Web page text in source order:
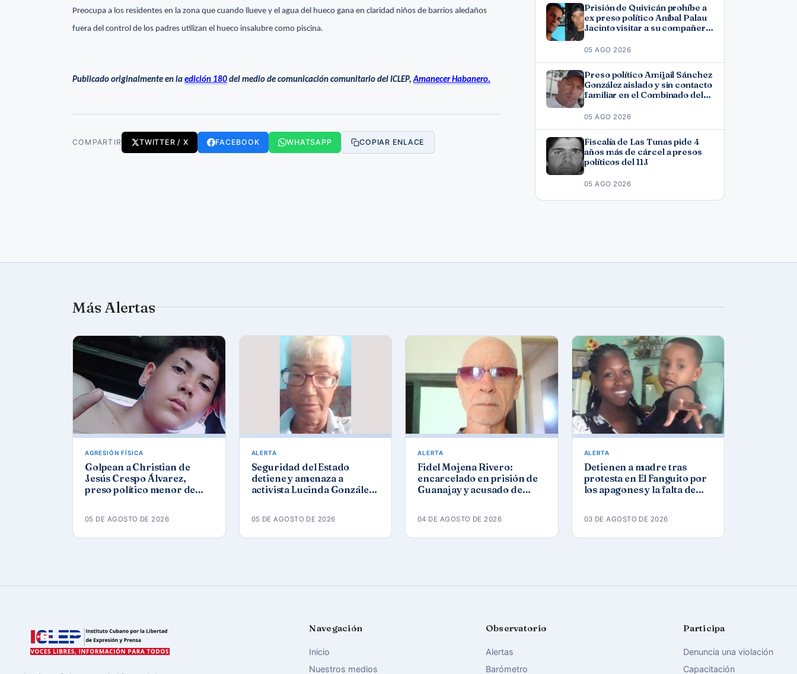
Preocupa a los residentes en la zona que cuando llueve y el agua del hueco gana en claridad niños de barrios aledaños
fuera del control de los padres utilizan el hueco insalubre como piscina.
Publicado originalmente en la edición 180 del medio de comunicación comunitario del ICLEP,Amanecer Habanero.
COMPARTIR TWITTER / X FACEBOOK WHATSAPP COPIAR ENLACE
Prisión de Quivicán prohíbe a
ex preso político Aníbal Palau
Jacinto visitar a su compañero
Fonseca
05 AGO 2026
Preso político Amijail Sánchez
González aislado y sin contacto
familiar en el Combinado del
05 AGO 2026
Fiscalía de Las Tunas pide 4
años más de cárcel a presos
políticos del 11J
05 AGO 2026
Más Alertas
AGRESIÓN FÍSICA
Golpean a Christian de
Jesús Crespo Álvarez,
preso político menor de
05 DE AGOSTO DE 2026
ALERTA
Seguridad del Estado
detiene y amenaza a
activista Lucinda González
05 DE AGOSTO DE 2026
ALERTA
Fidel Mojena Rivero:
encarcelado en prisión de
Guanajay y acusado de
04 DE AGOSTO DE 2026
ALERTA
Detienen a madre tras
protesta en El Fanguito por
los apagones y la falta de
03 DE AGOSTO DE 2026
Navegación
Inicio
Nuestros medios
Observatorio
Alertas
Barómetro
Participa
Denuncia una violación
Capacitación